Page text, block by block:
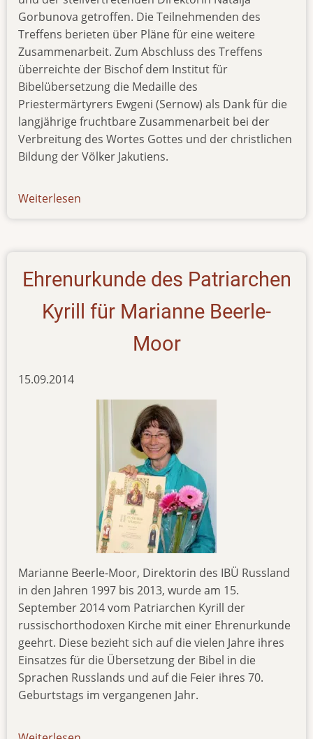
Gorbunova getroffen. Die Teilnehmenden des
Treffens berieten über Pläne für eine weitere
Zusammenarbeit. Zum Abschluss des Treffens
überreichte der Bischof dem Institut für
Bibelübersetzung die Medaille des
Priestermärtyrers Ewgeni (Sernow) als Dank für die
langjährige fruchtbare Zusammenarbeit bei der
Verbreitung des Wortes Gottes und der christlichen
Bildung der Völker Jakutiens.
Weiterlesen
Ehrenurkunde des Patriarchen
Kyrill für Marianne Beerle-
Moor
15.09.2014
Marianne Beerle-Moor, Direktorin des IBÜ Russland
in den Jahren 1997 bis 2013, wurde am 15.
September 2014 vom Patriarchen Kyrill der
russischorthodoxen Kirche mit einer Ehrenurkunde
geehrt. Diese bezieht sich auf die vielen Jahre ihres
Einsatzes für die Übersetzung der Bibel in die
Sprachen Russlands und auf die Feier ihres 70.
Geburtstags im vergangenen Jahr.